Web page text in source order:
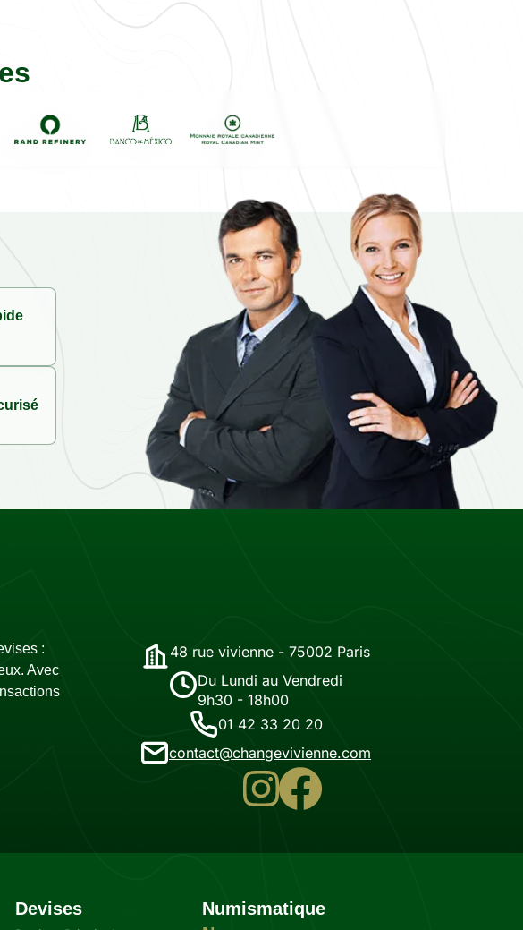
:
Avec
48 rue vivienne - 75002 Paris
Du Lundi au Vendredi
9h30 - 18h00
01 42 33 20 20
contact@changevivienne.com
Devises
Numismatique